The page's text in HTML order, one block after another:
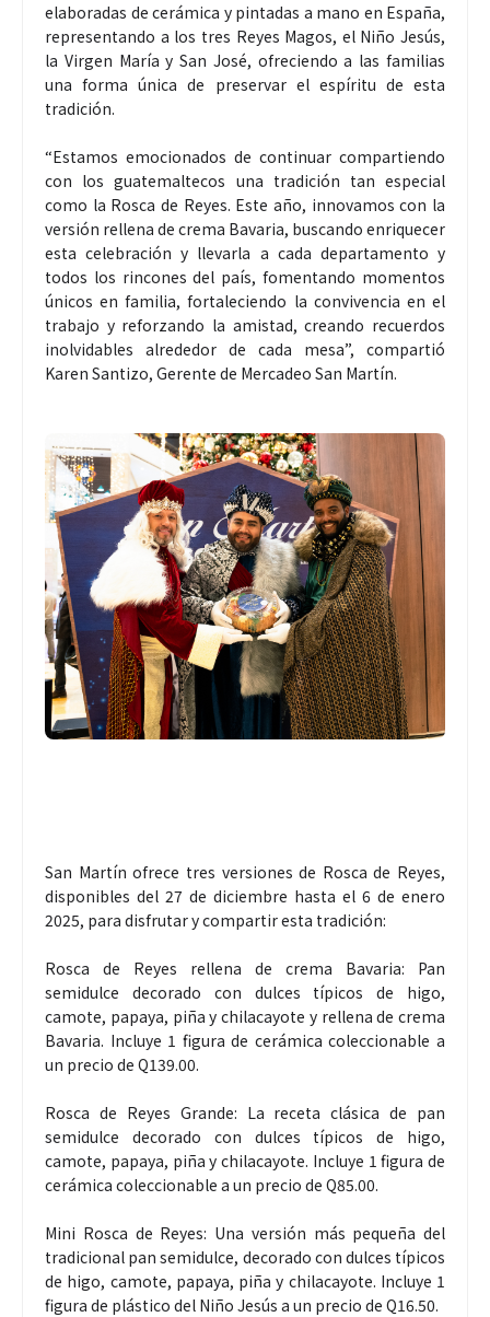
elaboradas de cerámica y pintadas a mano en España,
representando a los tres Reyes Magos, el Niño Jesús,
la Virgen María y San José, ofreciendo a las familias
una forma única de preservar el espíritu de esta
tradición.
“Estamos emocionados de continuar compartiendo
con los guatemaltecos una tradición tan especial
como la Rosca de Reyes. Este año, innovamos con la
versión rellena de crema Bavaria, buscando enriquecer
esta celebración y llevarla a cada departamento y
todos los rincones del país, fomentando momentos
únicos en familia, fortaleciendo la convivencia en el
trabajo y reforzando la amistad, creando recuerdos
inolvidables alrededor de cada mesa”, compartió
Karen Santizo, Gerente de Mercadeo San Martín.
San Martín ofrece tres versiones de Rosca de Reyes,
disponibles del 27 de diciembre hasta el 6 de enero
2025, para disfrutar y compartir esta tradición:
Rosca de Reyes rellena de crema Bavaria: Pan
semidulce decorado con dulces típicos de higo,
camote, papaya, piña y chilacayote y rellena de crema
Bavaria. Incluye 1 figura de cerámica coleccionable a
un precio de Q139.00.
Rosca de Reyes Grande: La receta clásica de pan
semidulce decorado con dulces típicos de higo,
camote, papaya, piña y chilacayote. Incluye 1 figura de
cerámica coleccionable a un precio de Q85.00.
Mini Rosca de Reyes: Una versión más pequeña del
tradicional pan semidulce, decorado con dulces típicos
de higo, camote, papaya, piña y chilacayote. Incluye 1
figura de plástico del Niño Jesús a un precio de Q16.50.